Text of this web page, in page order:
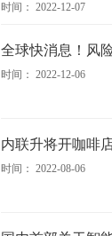
时间： 2022-12-07
全球快消息！风
时间： 2022-12-06
内联升将开咖啡
时间： 2022-08-06